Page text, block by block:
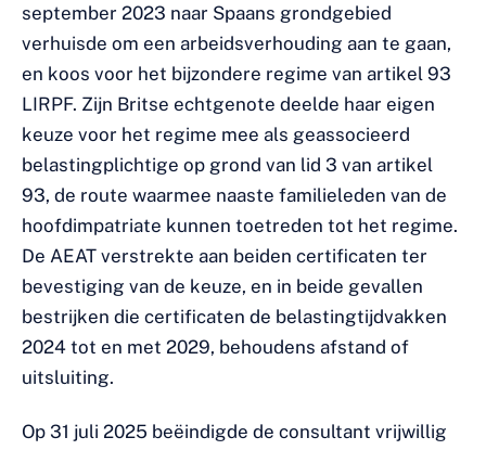
september 2023 naar Spaans grondgebied
verhuisde om een arbeidsverhouding aan te gaan,
en koos voor het bijzondere regime van artikel 93
LIRPF. Zijn Britse echtgenote deelde haar eigen
keuze voor het regime mee als geassocieerd
belastingplichtige op grond van lid 3 van artikel
93, de route waarmee naaste familieleden van de
hoofdimpatriate kunnen toetreden tot het regime.
De AEAT verstrekte aan beiden certificaten ter
bevestiging van de keuze, en in beide gevallen
bestrijken die certificaten de belastingtijdvakken
2024 tot en met 2029, behoudens afstand of
uitsluiting.
Op 31 juli 2025 beëindigde de consultant vrijwillig